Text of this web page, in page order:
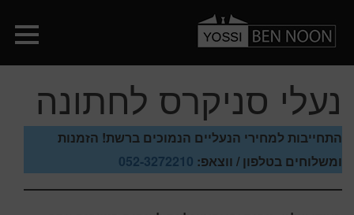
נעלי סניקרס לחתונה
התחייבות למחירי הנעליים הנמוכים ברשת! הזמנות
ומשלוחים בטלפון / ווצאפ: 052-3272210